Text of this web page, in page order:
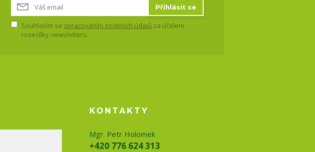
Přihlásit se
Souhlasím se zpracováním osobních údajů za účelem
rozesílky newsletteru.
KONTAKTY
Mgr. Petr Holomek
+420 776 624 313